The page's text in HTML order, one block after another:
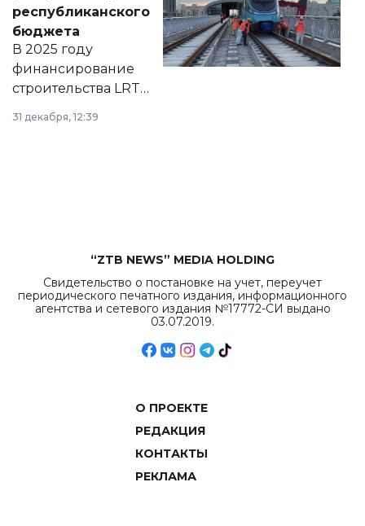
правовых актов и
на сайте маслихат
города.
республиканского
бюджета
В 2025 году
финансирование
строительства LRT
в Астане из
республиканского
31 декабря, 12:39
“ZTB NEWS” MEDIA HOLDING
Свидетельство о постановке на учет, переучет
периодического печатного издания, информационного
агентства и сетевого издания №17772-СИ выдано
03.07.2019.
О ПРОЕКТЕ
РЕДАКЦИЯ
КОНТАКТЫ
РЕКЛАМА